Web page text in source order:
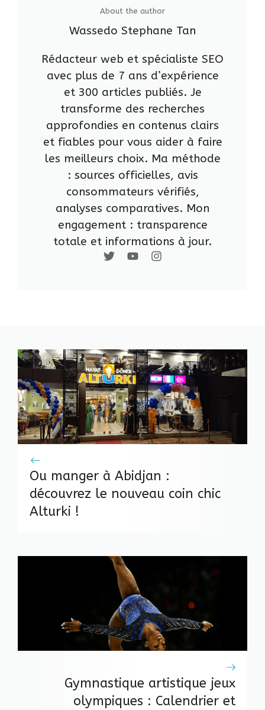
About the author
Wassedo Stephane Tan
Rédacteur web et spécialiste SEO
avec plus de 7 ans d’expérience
et 300 articles publiés. Je
transforme des recherches
approfondies en contenus clairs
et fiables pour vous aider à faire
les meilleurs choix. Ma méthode
: sources officielles, avis
consommateurs vérifiés,
analyses comparatives. Mon
engagement : transparence
totale et informations à jour.
Ou manger à Abidjan :
découvrez le nouveau coin chic
Alturki !
Gymnastique artistique jeux
olympiques : Calendrier et